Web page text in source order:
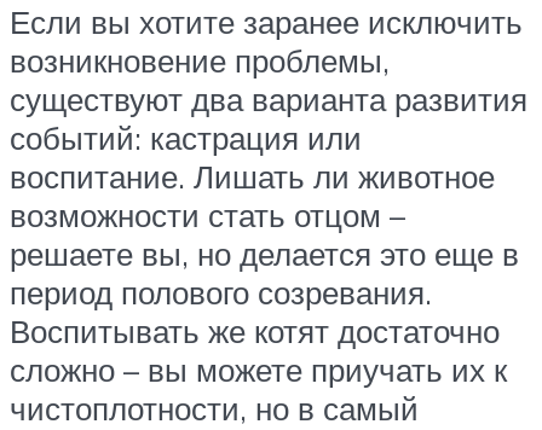
Если вы хотите заранее исключить
возникновение проблемы,
существуют два варианта развития
событий: кастрация или
воспитание. Лишать ли животное
возможности стать отцом –
решаете вы, но делается это еще в
период полового созревания.
Воспитывать же котят достаточно
сложно – вы можете приучать их к
чистоплотности, но в самый